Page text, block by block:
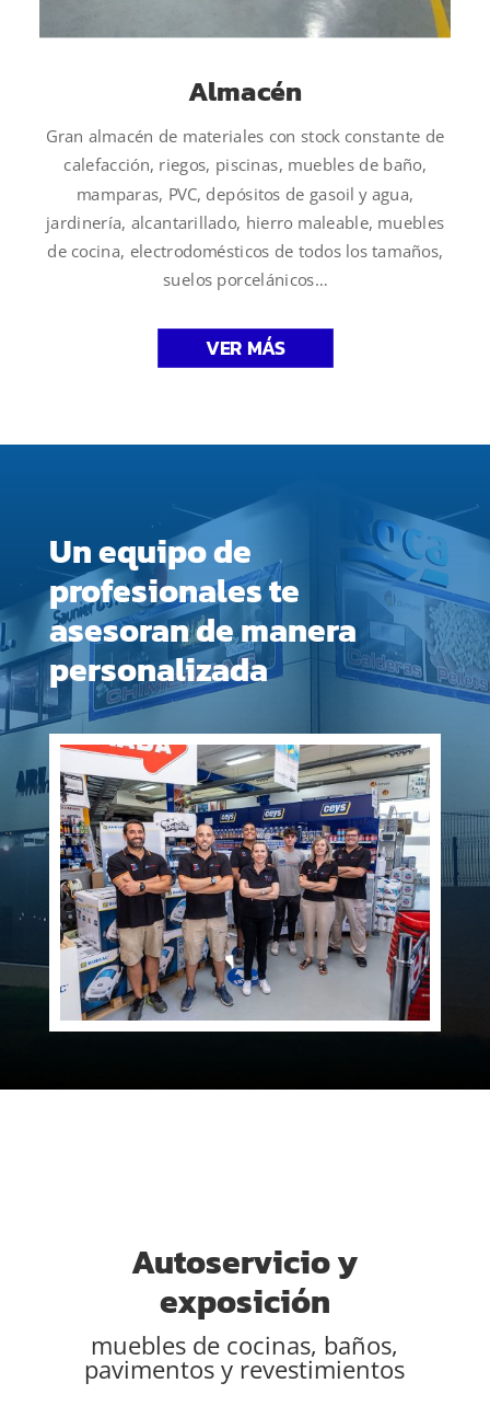
Almacén
Gran almacén de materiales con stock constante de
calefacción, riegos, piscinas, muebles de baño,
mamparas, PVC, depósitos de gasoil y agua,
jardinería, alcantarillado, hierro maleable, muebles
de cocina, electrodomésticos de todos los tamaños,
suelos porcelánicos…
VER MÁS
Un equipo de
profesionales te
asesoran de manera
personalizada
Autoservicio y
exposición
muebles de cocinas, baños,
pavimentos y revestimientos